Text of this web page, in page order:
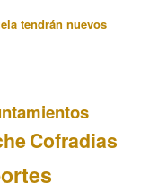
tendrán nuevos
Cofradias